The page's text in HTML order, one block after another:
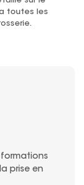
toutes les
formations
prise en